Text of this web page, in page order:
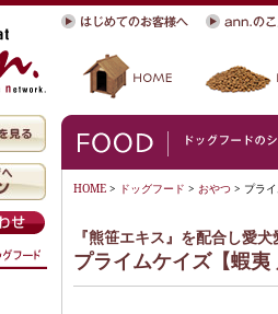
HOME > ドッグフード > おやつ > プラ
『熊笹エキス』を配合し愛
プライムケイズ【蝦